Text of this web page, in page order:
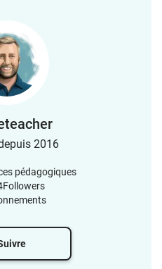
2016
pédagogiques
Followers